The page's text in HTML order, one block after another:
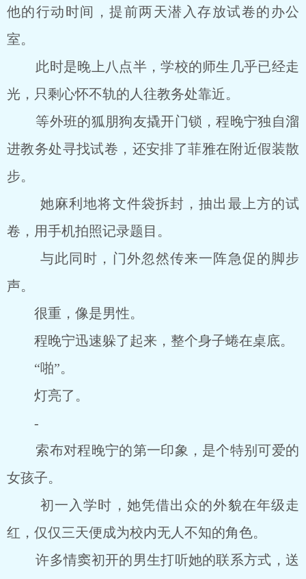
他的行动时间，提前两天潜入存放试卷的办公
室。
此时是晚上八点半，学校的师生几乎已经走
光，只剩心怀不轨的人往教务处靠近。
等外班的狐朋狗友撬开门锁，程晚宁独自溜
进教务处寻找试卷，还安排了菲雅在附近假装散
步。
她麻利地将文件袋拆封，抽出最上方的试
卷，用手机拍照记录题目。
与此同时，门外忽然传来一阵急促的脚步
声。
很重，像是男性。
程晚宁迅速躲了起来，整个身子蜷在桌底。
“啪”。
灯亮了。
-
索布对程晚宁的第一印象，是个特别可爱的
女孩子。
初一入学时，她凭借出众的外貌在年级走
红，仅仅三天便成为校内无人不知的角色。
许多情窦初开的男生打听她的联系方式，送